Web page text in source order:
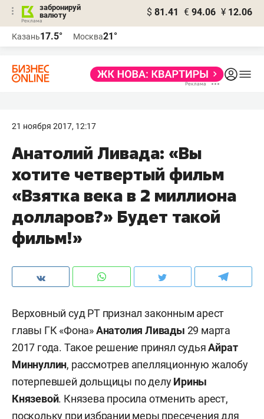
забронируй
валюту
$ 81.41 € 94.06 ¥ 12.06
Казань17.5° Москва21°
21 ноября 2017, 12:17
Анатолий Ливада: «Вы
хотите четвертый фильм
«Взятка века в 2 миллиона
долларов?» Будет такой
фильм!»
Верховный суд РТ признал законным арест
главы ГК «Фона»Анатолия Ливады 29 марта
2017 года. Такое решение принял судьяАйрат
Миннуллин, рассмотрев апелляционную жалобу
потерпевшей дольщицы по делуИрины
Князевой. Князева просила отменить арест,
поскольку при избрании меры пресечения для